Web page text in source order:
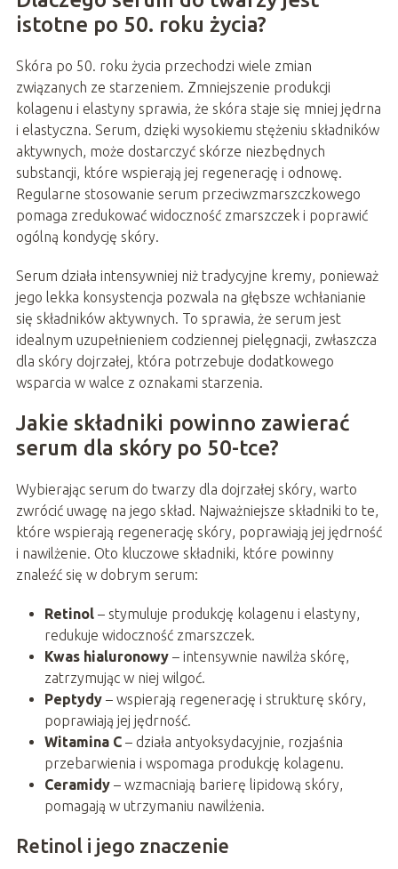
istotne po 50. roku życia?
Skóra po 50. roku życia przechodzi wiele zmian
związanych ze starzeniem. Zmniejszenie produkcji
kolagenu i elastyny sprawia, że skóra staje się mniej jędrna
i elastyczna. Serum, dzięki wysokiemu stężeniu składników
aktywnych, może dostarczyć skórze niezbędnych
substancji, które wspierają jej regenerację i odnowę.
Regularne stosowanie serum przeciwzmarszczkowego
pomaga zredukować widoczność zmarszczek i poprawić
ogólną kondycję skóry.
Serum działa intensywniej niż tradycyjne kremy, ponieważ
jego lekka konsystencja pozwala na głębsze wchłanianie
się składników aktywnych. To sprawia, że serum jest
idealnym uzupełnieniem codziennej pielęgnacji, zwłaszcza
dla skóry dojrzałej, która potrzebuje dodatkowego
wsparcia w walce z oznakami starzenia.
Jakie składniki powinno zawierać
serum dla skóry po 50-tce?
Wybierając serum do twarzy dla dojrzałej skóry, warto
zwrócić uwagę na jego skład. Najważniejsze składniki to te,
które wspierają regenerację skóry, poprawiają jej jędrność
i nawilżenie. Oto kluczowe składniki, które powinny
znaleźć się w dobrym serum:
Retinol– stymuluje produkcję kolagenu i elastyny,
redukuje widoczność zmarszczek.
Kwas hialuronowy– intensywnie nawilża skórę,
zatrzymując w niej wilgoć.
Peptydy– wspierają regenerację i strukturę skóry,
poprawiają jej jędrność.
Witamina C– działa antyoksydacyjnie, rozjaśnia
przebarwienia i wspomaga produkcję kolagenu.
Ceramidy– wzmacniają barierę lipidową skóry,
pomagają w utrzymaniu nawilżenia.
Retinol i jego znaczenie